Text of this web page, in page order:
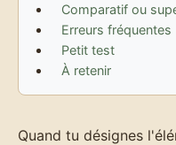
Comparatif ou
Erreurs fréquentes
Petit test
À retenir
Quand tu désignes